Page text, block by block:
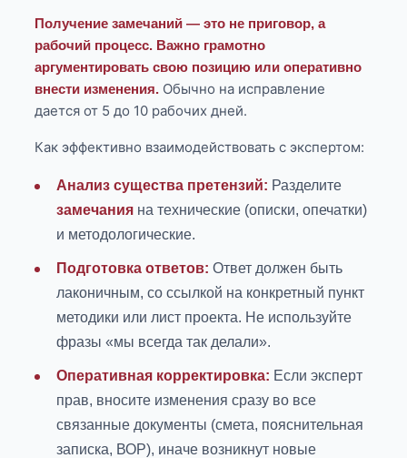
Получение замечаний — это не приговор, а
рабочий процесс. Важно грамотно
аргументировать свою позицию или оперативно
внести изменения. Обычно на исправление
дается от 5 до 10 рабочих дней.
Как эффективно взаимодействовать с экспертом:
Анализ существа претензий: Разделите
замечания на технические (описки, опечатки)
и методологические.
Подготовка ответов: Ответ должен быть
лаконичным, со ссылкой на конкретный пункт
методики или лист проекта. Не используйте
фразы «мы всегда так делали».
Оперативная корректировка: Если эксперт
прав, вносите изменения сразу во все
связанные документы (смета, пояснительная
записка, ВОР), иначе возникнут новые